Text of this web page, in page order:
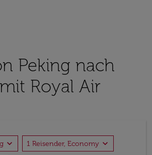
Peking nach
Royal Air
expand_more 1 Reisender, Economy expand_more